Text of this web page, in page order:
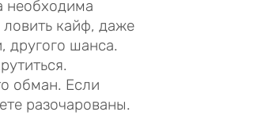
необходима
ловить кайф, даже
другого шанса.
обман. Если
разочарованы.